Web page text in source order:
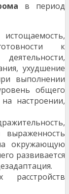
в период
к
ухудшение
выполнении
общего
настроении,
выраженность
окружающую
развивается
расстройств